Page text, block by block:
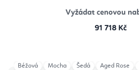
Vyžádat cenovou
91 718 Kč
Béžová Mocha Šedá Aged Rose